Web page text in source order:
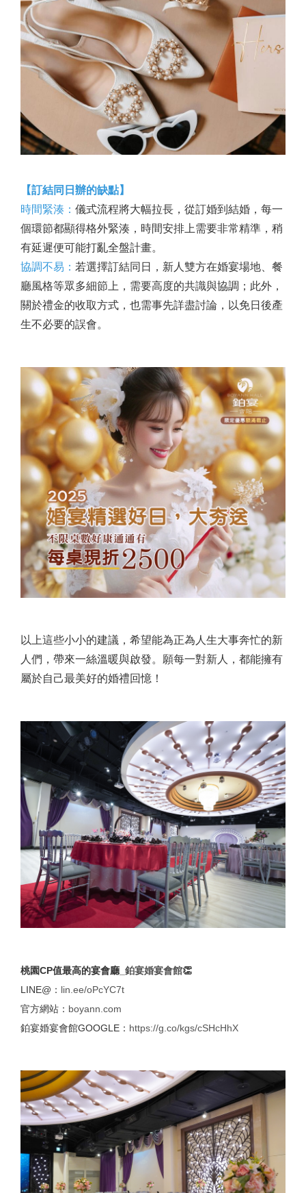
【訂結同日辦的缺點】
時間緊湊： 儀式流程將大幅拉長，從訂婚到結婚，每一
個環節都顯得格外緊湊，時間安排上需要非常精準，稍
有延遲便可能打亂全盤計畫。
協調不易： 若選擇訂結同日，新人雙方在婚宴場地、餐
廳風格等眾多細節上，需要高度的共識與協調；此外，
關於禮金的收取方式，也需事先詳盡討論，以免日後產
生不必要的誤會。
以上這些小小的建議，希望能為正為人生大事奔忙的新
人們，帶來一絲溫暖與啟發。願每一對新人，都能擁有
屬於自己最美好的婚禮回憶！
桃園CP值最高的宴會廳_ 鉑宴婚宴會館👏
LINE@： lin.ee/oPcYC7t
官方網站： boyann.com
鉑宴婚宴會館GOOGLE： https://g.co/kgs/cSHcHhX